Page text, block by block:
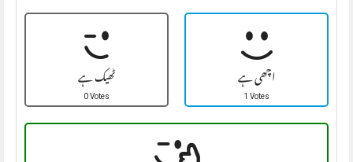
ٹھیک ہے
0 Votes اچھی ہے
1 Votes